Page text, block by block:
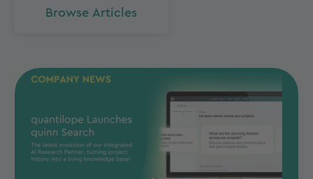
Browse Articles